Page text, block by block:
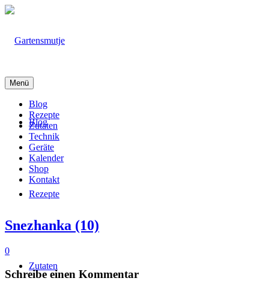
Blog
Rezepte
Zutaten
Menü
Blog
Rezepte
Zutaten
Technik
Geräte
Kalender
Shop
Kontakt
Snezhanka (10)
0
Schreibe einen Kommentar